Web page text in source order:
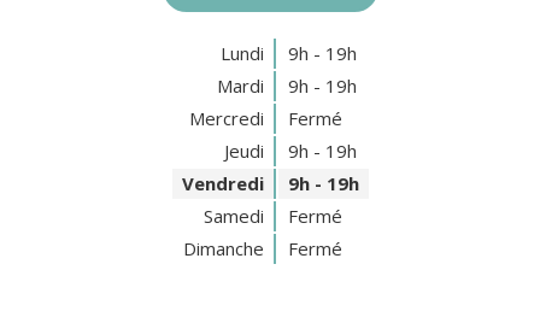
Lundi
9h - 19h
Mardi
9h - 19h
Mercredi
Fermé
Jeudi
9h - 19h
Vendredi
9h - 19h
Samedi
Fermé
Dimanche
Fermé